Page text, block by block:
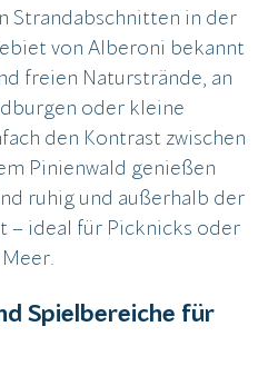
Strandabschnitten in der
von Alberoni bekannt
freien Naturstrände, an
oder kleine
den Kontrast zwischen
Pinienwald genießen
ruhig und außerhalb der
– ideal für Picknicks oder
Spielbereiche für